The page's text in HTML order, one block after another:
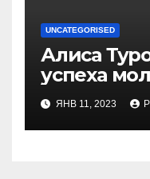
жизни!
UNCATEGORISED
Алиса
успеха
которая
мир
ЯНВ 11, 2023